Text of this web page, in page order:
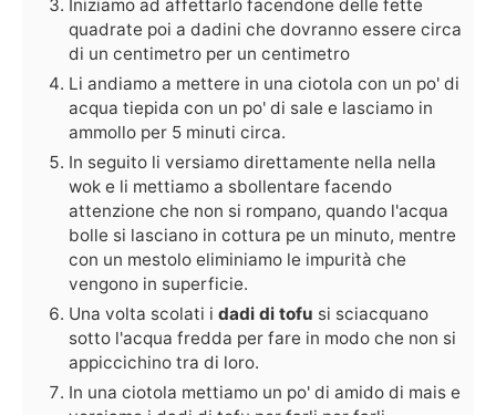
Iniziamo ad affettarlo facendone delle fette
quadrate poi a dadini che dovranno essere circa
di un centimetro per un centimetro
Li andiamo a mettere in una ciotola con un po' di
acqua tiepida con un po' di sale e lasciamo in
ammollo per 5 minuti circa.
In seguito li versiamo direttamente nella nella
wok e li mettiamo a sbollentare facendo
attenzione che non si rompano, quando l'acqua
bolle si lasciano in cottura pe un minuto, mentre
con un mestolo eliminiamo le impurità che
vengono in superficie.
Una volta scolati i dadi di tofu si sciacquano
sotto l'acqua fredda per fare in modo che non si
appiccichino tra di loro.
In una ciotola mettiamo un po' di amido di mais e